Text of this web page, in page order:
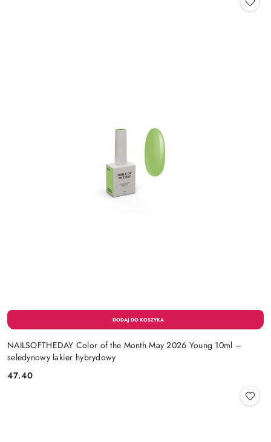
NAILSOFTHEDAY Color of the Month May 2026 Young 10ml –
seledynowy lakier hybrydowy
Cena:
47.40